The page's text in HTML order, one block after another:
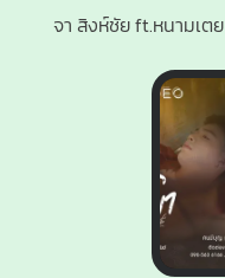
จา สิงห์ชัย ft.หนามเตย